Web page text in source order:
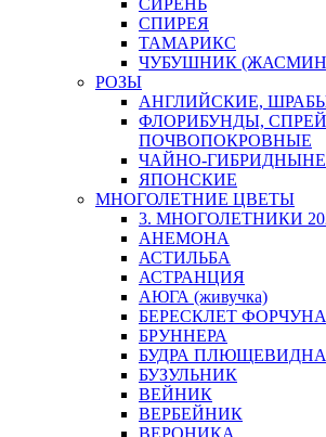
СПИРЕЯ
ТАМАРИКС
ЧУБУШНИК
РОЗЫ
АНГЛИЙСКИЕ,
ФЛОРИБУНДЫ,
ПОЧВОПОКРОВНЫЕ
ЧАЙНО-ГИБРИДНЫНЕ
ЯПОНСКИЕ
МНОГОЛЕТНИЕ ЦВЕТЫ
3. МНОГОЛЕТНИКИ
АНЕМОНА
АСТИЛЬБА
АСТРАНЦИЯ
АЮГА (живучка)
БЕРЕСКЛЕТ ФОРЧУНА
БРУННЕРА
БУДРА
БУЗУЛЬНИК
ВЕЙНИК
ВЕРБЕЙНИК
ВЕРОНИКА